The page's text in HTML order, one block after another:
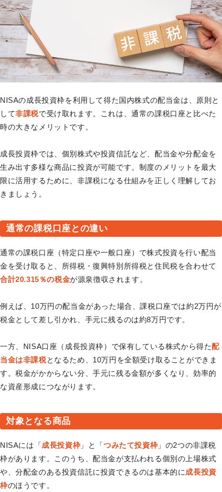
NISAの成長投資枠を利用して得た国内株式の配当金は、原則と
して非課税で受け取れます。これは、通常の課税口座と比べた
時の大きなメリットです。
成長投資枠では、個別株式や投資信託など、配当金や分配金を
生み出す多様な商品に投資が可能です。制度のメリットを最大
限に活用するために、非課税になる仕組みを正しく理解してお
きましょう。
通常の課税口座との違い
通常の課税口座（特定口座や一般口座）で株式投資を行い配当
金を受け取ると、所得税・復興特別所得税と住民税を合わせて
合計20.315％の税金が源泉徴収されます。
例えば、10万円の配当金があった場合、課税口座では約2万円が
税金として差し引かれ、手元に残るのは約8万円です。
一方、NISA口座（成長投資枠）で保有している株式から得た配
当金は非課税となるため、10万円を全額受け取ることができま
す。税金がかからない分、手元に残る金額が多くなり、効率的
な資産形成につながります。
対象となる商品
NISAには「成長投資枠」と「つみたて投資枠」の2つの非課税
枠があります。このうち、配当金が支払われる個別の上場株式
や、分配金のある投資信託に投資できるのは基本的に成長投資
枠のほうです。